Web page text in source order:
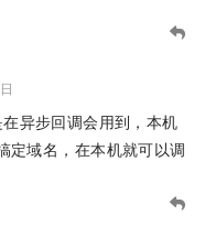
异步回调会用到，本机
域名，在本机就可以调